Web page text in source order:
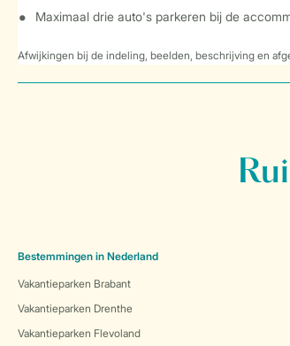
Maximaal drie auto's parkeren bij de
Afwijkingen bij de indeling, beelden, beschrijving en
Bestemmingen in Nederland
Vakantieparken Brabant
Vakantieparken Drenthe
Vakantieparken Flevoland